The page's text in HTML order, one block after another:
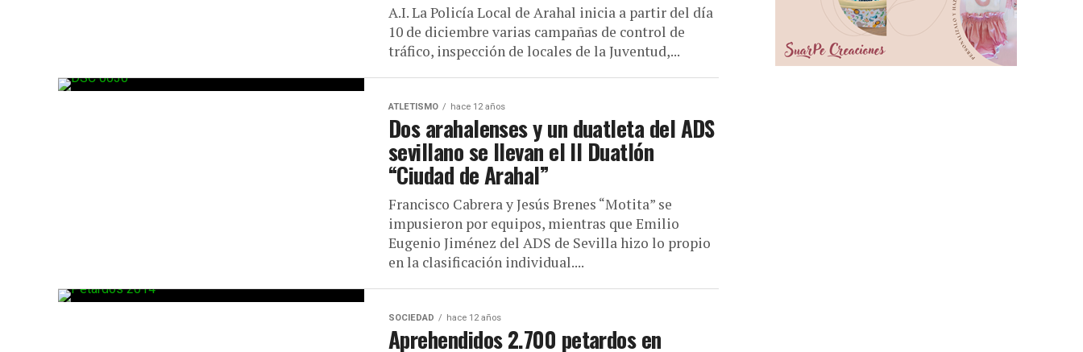
A.I. La Policía Local de Arahal inicia a partir del día
10 de diciembre varias campañas de control de
tráfico, inspección de locales de la Juventud,...
ATLETISMO hace 12 años
Dos arahalenses y un duatleta del ADS
sevillano se llevan el II Duatlón
“Ciudad de Arahal”
Francisco Cabrera y Jesús Brenes “Motita” se
impusieron por equipos, mientras que Emilio
Eugenio Jiménez del ADS de Sevilla hizo lo propio
en la clasificación individual....
SOCIEDAD hace 12 años
Aprehendidos 2.700 petardos en